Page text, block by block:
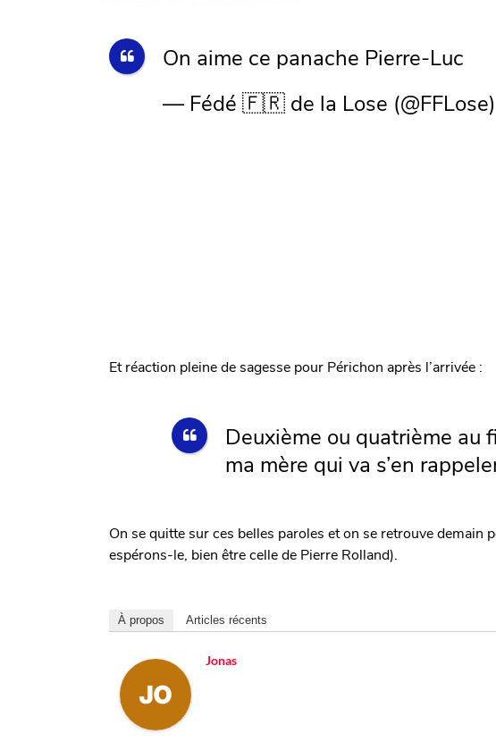
On aime ce panache Pierre-Luc
— Fédé 🇫🇷 de la Lose
Et réaction pleine de sagesse pour Périchon après l’arrivée :
Deuxième ou quatrième au
ma mère qui va s’en
On se quitte sur ces belles paroles et on se retrouve demain
espérons-le, bien être celle de Pierre Rolland).
À propos Articles récents
Jonas